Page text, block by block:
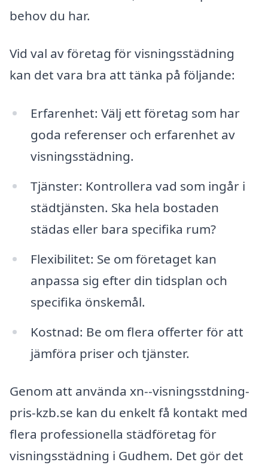
behov du har.
Vid val av företag för visningsstädning
kan det vara bra att tänka på följande:
Erfarenhet: Välj ett företag som har
goda referenser och erfarenhet av
visningsstädning.
Tjänster: Kontrollera vad som ingår i
städtjänsten. Ska hela bostaden
städas eller bara specifika rum?
Flexibilitet: Se om företaget kan
anpassa sig efter din tidsplan och
specifika önskemål.
Kostnad: Be om flera offerter för att
jämföra priser och tjänster.
Genom att använda xn--visningsstdning-
pris-kzb.se kan du enkelt få kontakt med
flera professionella städföretag för
visningsstädning i Gudhem. Det gör det